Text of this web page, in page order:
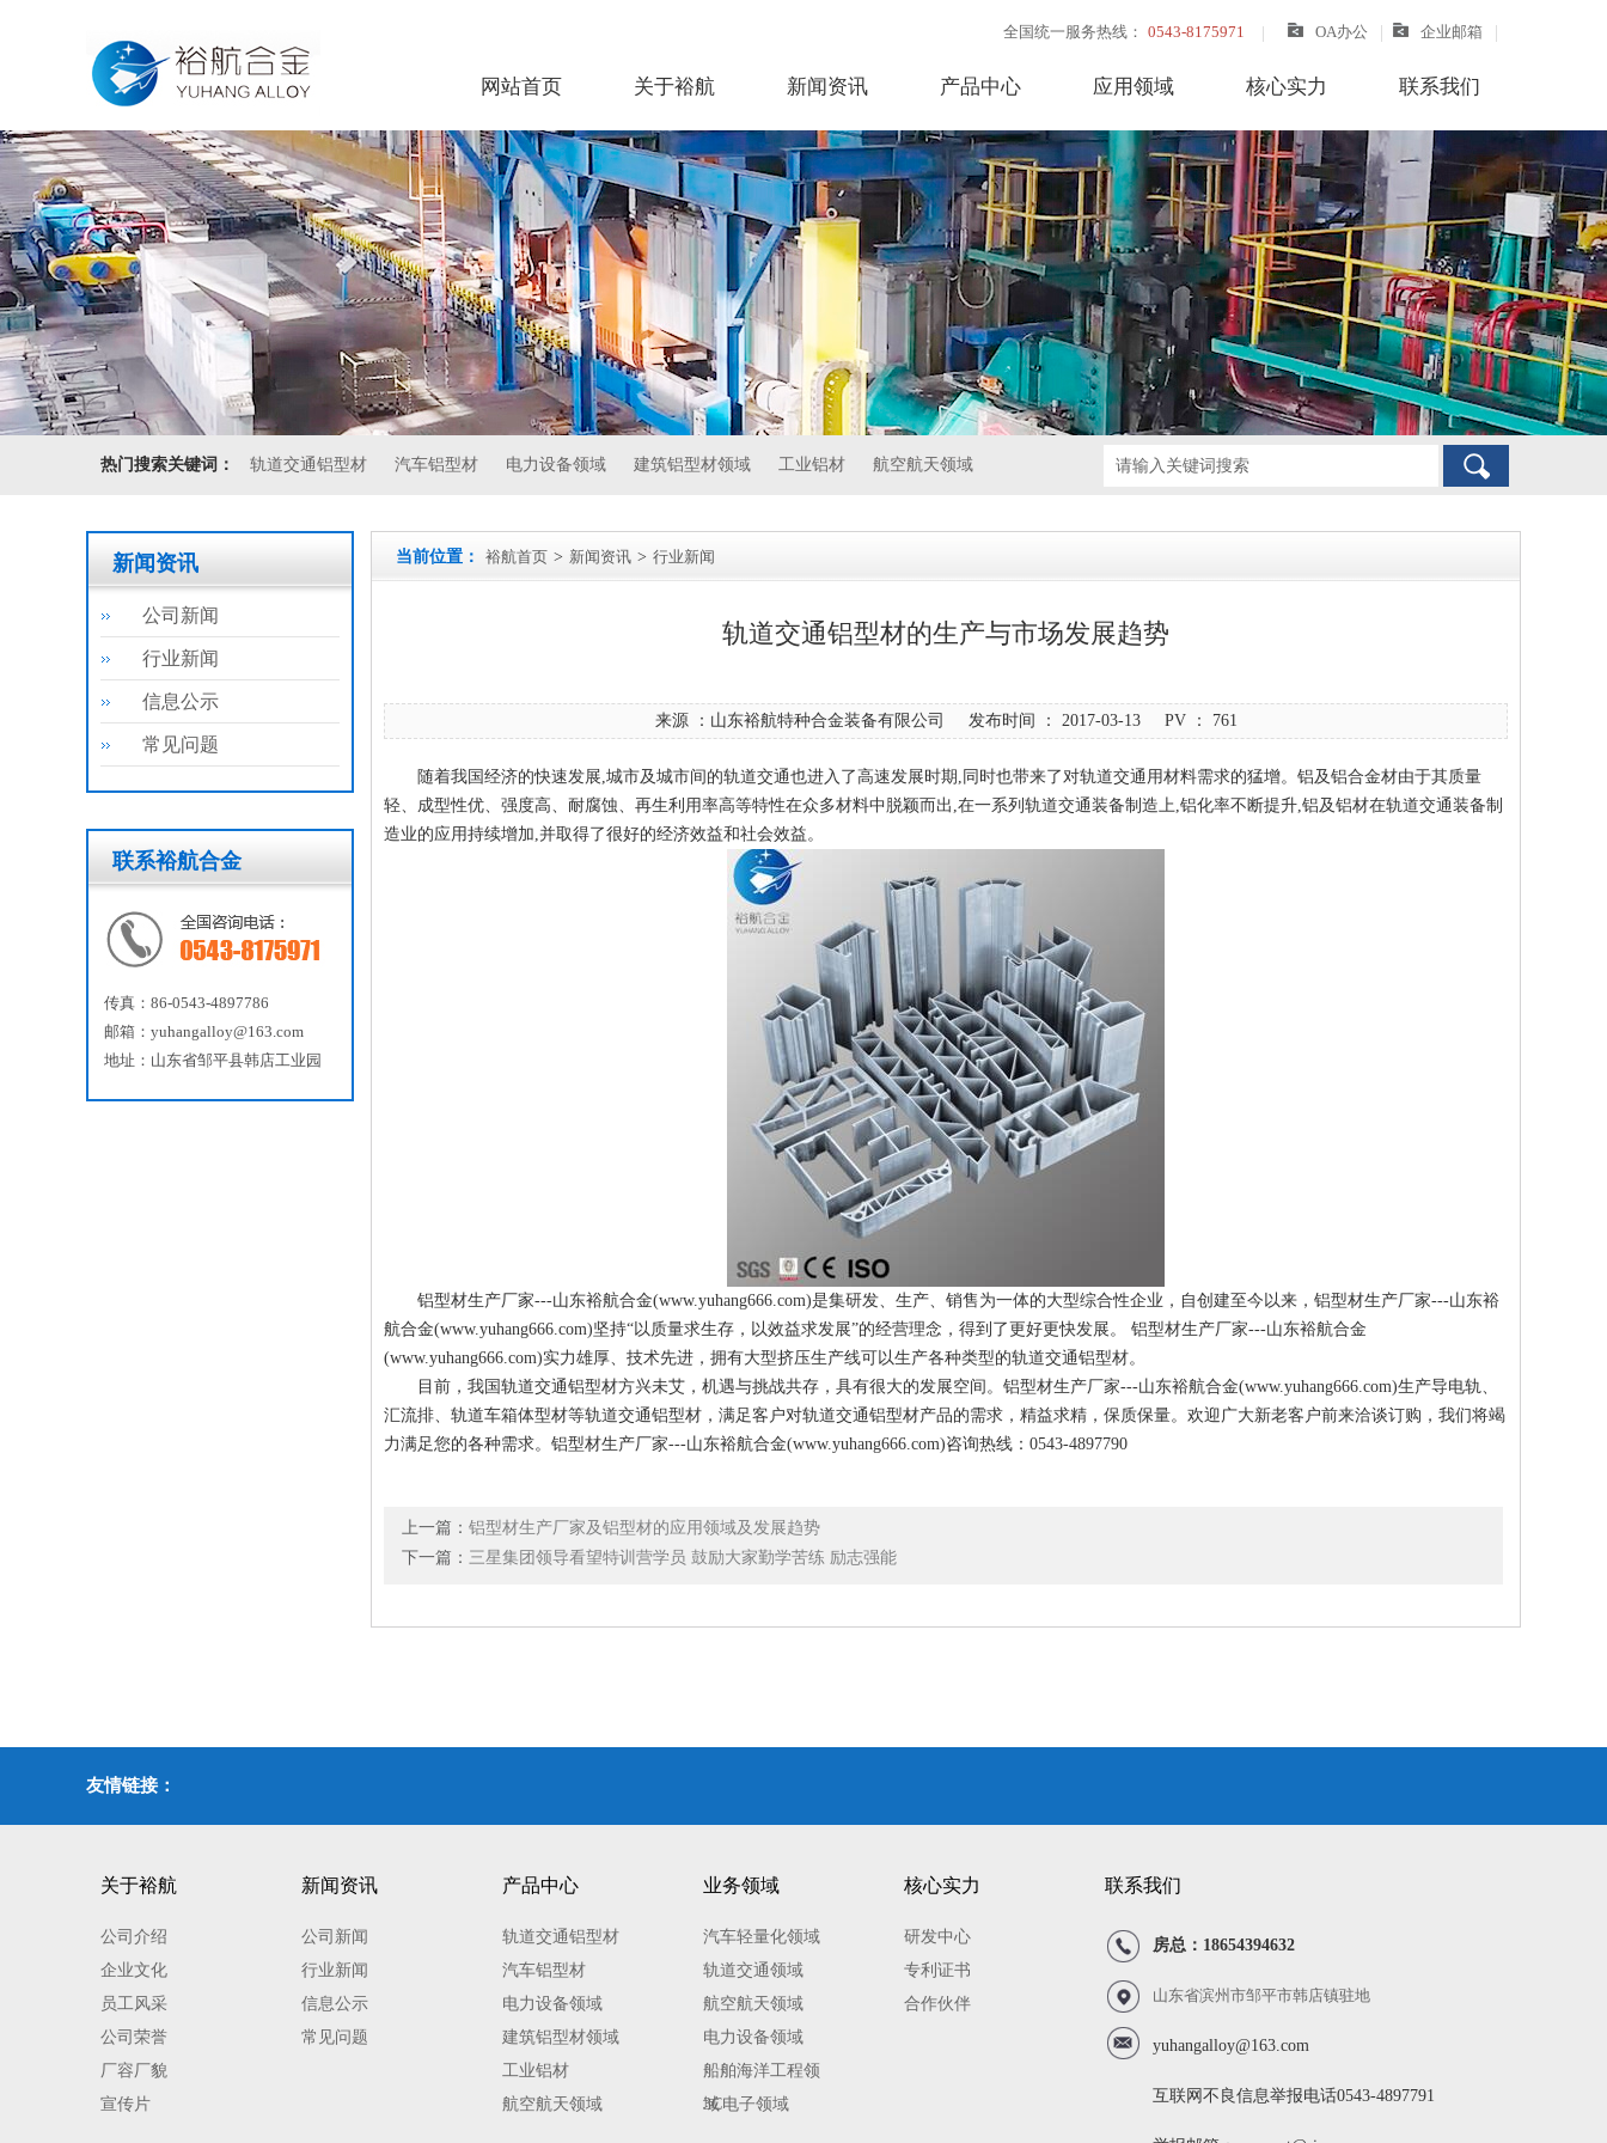
全国统一服务热线： 0543-8175971 OA办公 企业邮箱
网站首页 关于裕航 新闻资讯 产品中心 应用领域 核心实力 联系我们
热门搜索关键词： 轨道交通铝型材 汽车铝型材 电力设备领域 建筑铝型材领域 工业铝材 航空航天领域
新闻资讯
公司新闻
行业新闻
信息公示
常见问题
联系裕航合金
传真：86-0543-4897786
邮箱：yuhangalloy@163.com
地址：山东省邹平县韩店工业园
当前位置： 裕航首页 > 新闻资讯 > 行业新闻
轨道交通铝型材的生产与市场发展趋势
来源 ：山东裕航特种合金装备有限公司 发布时间 ： 2017-03-13 PV ： 761
随着我国经济的快速发展,城市及城市间的轨道交通也进入了高速发展时期,同时也带来了对轨道交通用材料需求的猛增。铝及铝合金材由于其质量
轻、成型性优、强度高、耐腐蚀、再生利用率高等特性在众多材料中脱颖而出,在一系列轨道交通装备制造上,铝化率不断提升,铝及铝材在轨道交通装备制
造业的应用持续增加,并取得了很好的经济效益和社会效益。
铝型材生产厂家---山东裕航合金(www.yuhang666.com)是集研发、生产、销售为一体的大型综合性企业，自创建至今以来，铝型材生产厂家---山东裕
航合金(www.yuhang666.com)坚持“以质量求生存，以效益求发展”的经营理念，得到了更好更快发展。 铝型材生产厂家---山东裕航合金
(www.yuhang666.com)实力雄厚、技术先进，拥有大型挤压生产线可以生产各种类型的轨道交通铝型材。
目前，我国轨道交通铝型材方兴未艾，机遇与挑战共存，具有很大的发展空间。铝型材生产厂家---山东裕航合金(www.yuhang666.com)生产导电轨、
汇流排、轨道车箱体型材等轨道交通铝型材，满足客户对轨道交通铝型材产品的需求，精益求精，保质保量。欢迎广大新老客户前来洽谈订购，我们将竭
力满足您的各种需求。铝型材生产厂家---山东裕航合金(www.yuhang666.com)咨询热线：0543-4897790
上一篇： 铝型材生产厂家及铝型材的应用领域及发展趋势
下一篇： 三星集团领导看望特训营学员 鼓励大家勤学苦练 励志强能
友情链接：
关于裕航
公司介绍
企业文化
员工风采
公司荣誉
厂容厂貌
宣传片
新闻资讯
公司新闻
行业新闻
信息公示
常见问题
产品中心
轨道交通铝型材
汽车铝型材
电力设备领域
建筑铝型材领域
工业铝材
航空航天领域
业务领域
汽车轻量化领域
轨道交通领域
航空航天领域
电力设备领域
船舶海洋工程领
域
3C电子领域
核心实力
研发中心
专利证书
合作伙伴
联系我们
房总：18654394632
山东省滨州市邹平市韩店镇驻地
yuhangalloy@163.com
互联网不良信息举报电话0543-4897791